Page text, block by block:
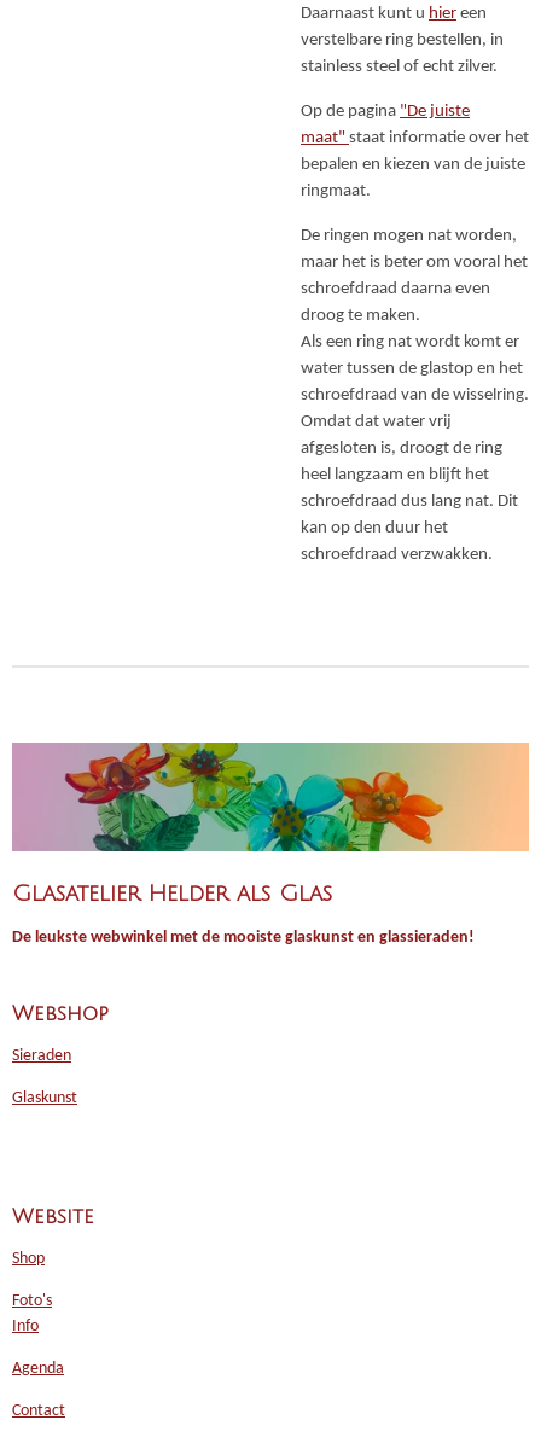
Daarnaast kunt u hier een
verstelbare ring bestellen, in
stainless steel of echt zilver.
Op de pagina "De juiste
maat" staat informatie over het
bepalen en kiezen van de juiste
ringmaat.
De ringen mogen nat worden,
maar het is beter om vooral het
schroefdraad daarna even
droog te maken.
Als een ring nat wordt komt er
water tussen de glastop en het
schroefdraad van de wisselring.
Omdat dat water vrij
afgesloten is, droogt de ring
heel langzaam en blijft het
schroefdraad dus lang nat. Dit
kan op den duur het
schroefdraad verzwakken.
Glasatelier Helder als Glas
De leukste webwinkel met de mooiste glaskunst en glassieraden!
Webshop
Sieraden
Glaskunst
Website
Shop
Foto's
Info
Agenda
Contact